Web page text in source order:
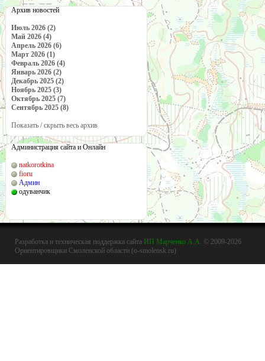
Архив новостей
Июль 2026 (2)
Май 2026 (4)
Апрель 2026 (6)
Март 2026 (1)
Февраль 2026 (4)
Январь 2026 (2)
Декабрь 2025 (2)
Ноябрь 2025 (3)
Октябрь 2025 (7)
Сентябрь 2025 (8)
Показать / скрыть весь архив
Администрация сайта и Онлайн
natkorotkina
fioru
Админ
одуванчик
Разработка и техническая поддержка сайта ИП Марченко А.А. © 2009-2026
Ориентировщики Смоленской области (o-smolensk.ru)